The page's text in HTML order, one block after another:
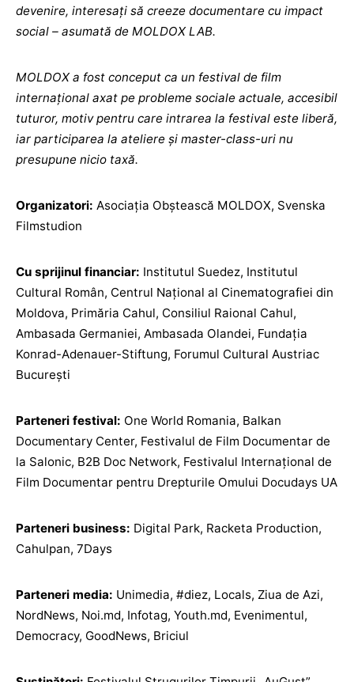
devenire, interesați să creeze documentare cu impact
social – asumată de MOLDOX LAB.
MOLDOX a fost conceput ca un festival de film
internațional axat pe probleme sociale actuale, accesibil
tuturor, motiv pentru care intrarea la festival este liberă,
iar participarea la ateliere și master-class-uri nu
presupune nicio taxă.
Organizatori: Asociația Obștească MOLDOX, Svenska
Filmstudion
Cu sprijinul financiar: Institutul Suedez, Institutul
Cultural Român, Centrul Național al Cinematografiei din
Moldova, Primăria Cahul, Consiliul Raional Cahul,
Ambasada Germaniei, Ambasada Olandei, Fundația
Konrad-Adenauer-Stiftung, Forumul Cultural Austriac
București
Parteneri festival: One World Romania, Balkan
Documentary Center, Festivalul de Film Documentar de
la Salonic, B2B Doc Network, Festivalul Internațional de
Film Documentar pentru Drepturile Omului Docudays UA
Parteneri business: Digital Park, Racketa Production,
Cahulpan, 7Days
Parteneri media: Unimedia, #diez, Locals, Ziua de Azi,
NordNews, Noi.md, Infotag, Youth.md, Evenimentul,
Democracy, GoodNews, Briciul